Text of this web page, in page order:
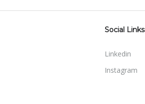
Social Links
Linkedin
Instagram